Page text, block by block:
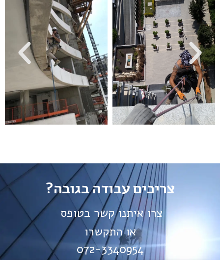
צריכים עבודה בגובה?
צרו איתנו קשר בטופס
או התקשרו
072-3340954